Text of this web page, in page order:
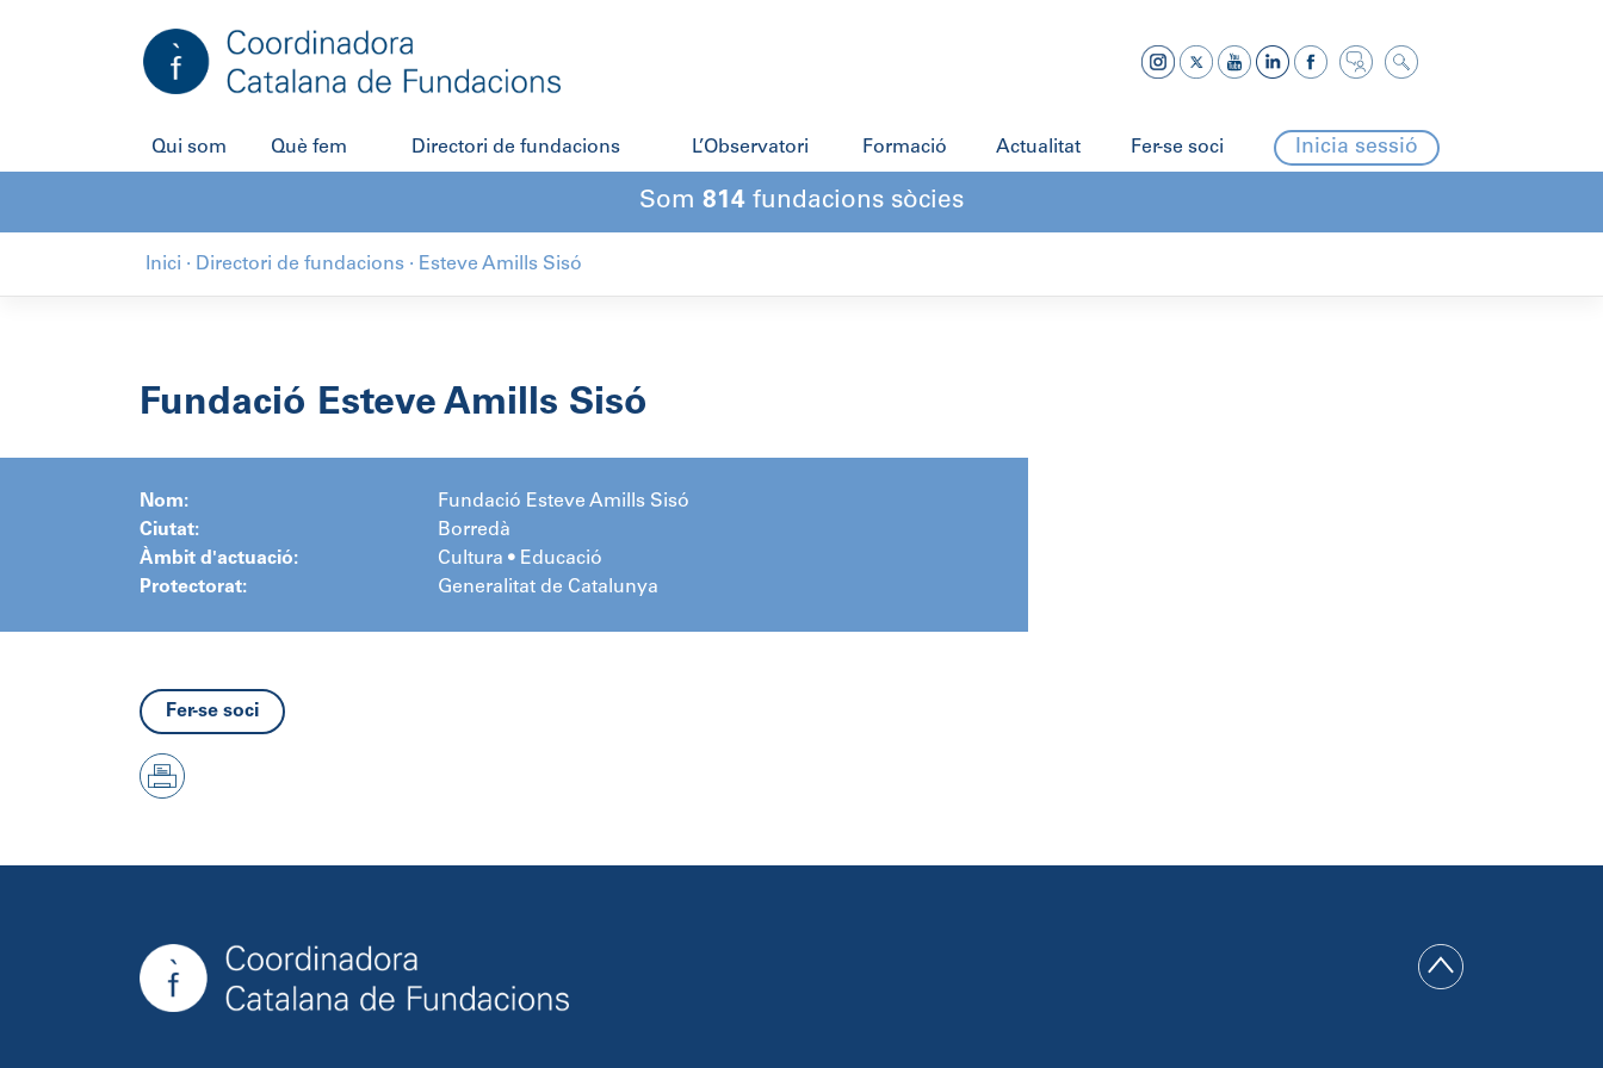
Qui som Què fem Directori de fundacions L’Observatori Formació Actualitat Fer-se soci Inicia sessió
Som 814 fundacions sòcies
Inici · Directori de fundacions · Esteve Amills Sisó
Fundació Esteve Amills Sisó
Nom:
Fundació Esteve Amills Sisó
Ciutat:
Borredà
Àmbit d'actuació:
Cultura • Educació
Protectorat:
Generalitat de Catalunya
Fer-se soci